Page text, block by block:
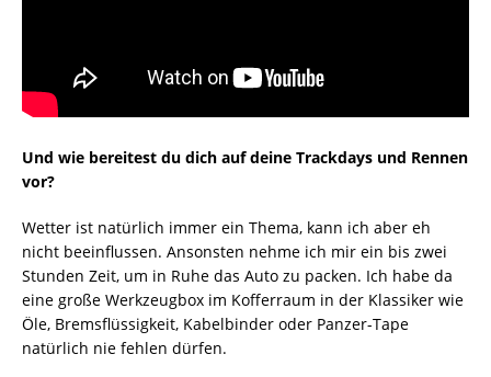
Und wie bereitest du dich auf deine Trackdays und Rennen
vor?
Wetter ist natürlich immer ein Thema, kann ich aber eh
nicht beeinflussen. Ansonsten nehme ich mir ein bis zwei
Stunden Zeit, um in Ruhe das Auto zu packen. Ich habe da
eine große Werkzeugbox im Kofferraum in der Klassiker wie
Öle, Bremsflüssigkeit, Kabelbinder oder Panzer-Tape
natürlich nie fehlen dürfen.